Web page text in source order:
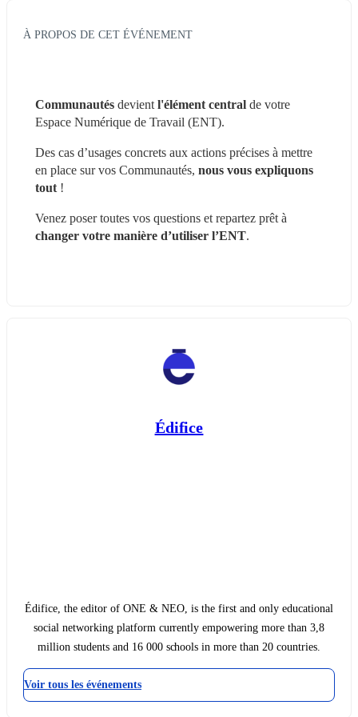
À PROPOS DE CET ÉVÉNEMENT
Communautés devient l'élément central de votre
Espace Numérique de Travail (ENT).
Des cas d’usages concrets aux actions précises à mettre
en place sur vos Communautés, nous vous expliquons
tout !
changer votre manière d’utiliser l’ENT.
Édifice
Édifice, the editor of ONE & NEO, is the first and only educational
social networking platform currently empowering more than 3,8
million students and 16 000 schools in more than 20 countries.
Voir tous les événements